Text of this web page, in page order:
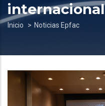
internacional
Sobrescribir
de
ayuda
Inicio Noticias Epfac